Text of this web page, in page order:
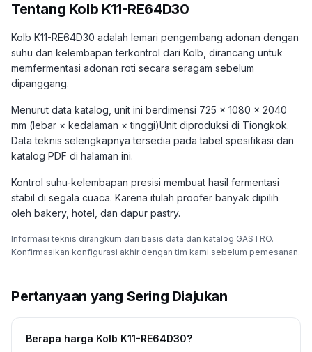
Tentang Kolb K11-RE64D30
Kolb K11-RE64D30 adalah lemari pengembang adonan dengan
suhu dan kelembapan terkontrol dari Kolb, dirancang untuk
memfermentasi adonan roti secara seragam sebelum
dipanggang.
Menurut data katalog, unit ini berdimensi 725 × 1080 × 2040
mm (lebar × kedalaman × tinggi)Unit diproduksi di Tiongkok.
Data teknis selengkapnya tersedia pada tabel spesifikasi dan
katalog PDF di halaman ini.
Kontrol suhu-kelembapan presisi membuat hasil fermentasi
stabil di segala cuaca. Karena itulah proofer banyak dipilih
oleh bakery, hotel, dan dapur pastry.
Informasi teknis dirangkum dari basis data dan katalog GASTRO.
Konfirmasikan konfigurasi akhir dengan tim kami sebelum pemesanan.
Pertanyaan yang Sering Diajukan
Berapa harga Kolb K11-RE64D30?